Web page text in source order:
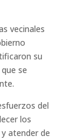
vecinales
su
se
del
los
atender de